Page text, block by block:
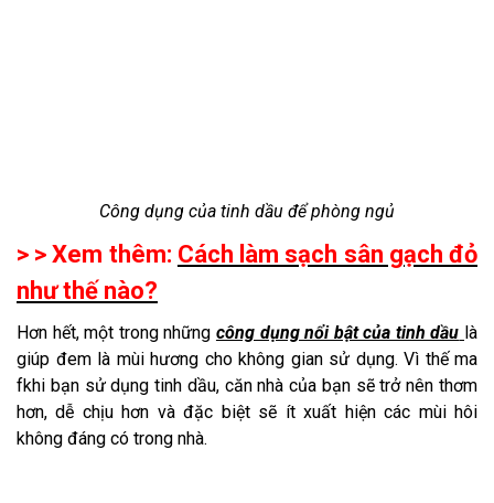
Công dụng của tinh dầu để phòng ngủ
> > Xem thêm: Cách làm sạch sân gạch đỏ
như thế nào?
Hơn hết, một trong những công dụng nổi bật của tinh dầu là
giúp đem là mùi hương cho không gian sử dụng. Vì thế ma
fkhi bạn sử dụng tinh dầu, căn nhà của bạn sẽ trở nên thơm
hơn, dễ chịu hơn và đặc biệt sẽ ít xuất hiện các mùi hôi
không đáng có trong nhà.